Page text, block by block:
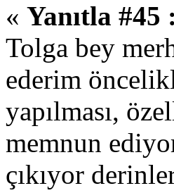
« Yanıtla #45 :
Tolga bey
ederim
yapılması,
memnun
çıkıyor